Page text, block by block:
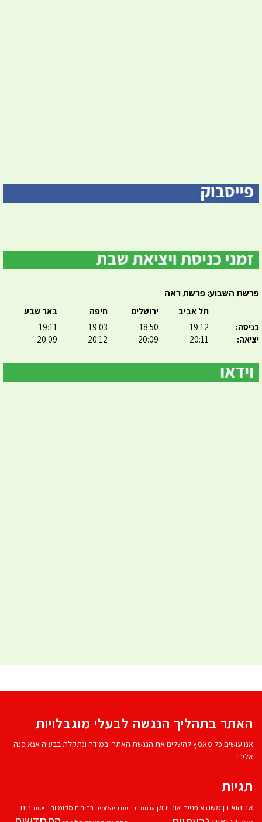
פרשת השבוע: פרשת ראה
כניסה:
יציאה:
תל אביב
19:12
20:11
ירושלים
18:50
20:09
חיפה
19:03
20:12
באר שבע
19:11
20:09
האתר בתהליך הנגשה לבעלי מוגבלויות
אנו עושים כל מאמץ להשלים את הנגשת האתר! במידה ונתקלת בבעיה אנא פנה
אלינו!
תגיות
אביהוא בן משהאופניים אור ירוק ארנונה בורסת היהלומים בחירות מקומיות ביטוח בית